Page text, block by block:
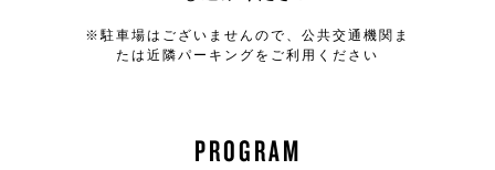
※駐車場はございませんので、公共交通機関ま
たは近隣パーキングをご利用ください
PROGRAM